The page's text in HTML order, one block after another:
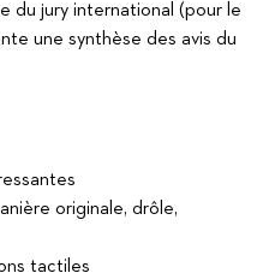
du jury international (pour le
une synthèse des avis du
originale, drôle,
tactiles